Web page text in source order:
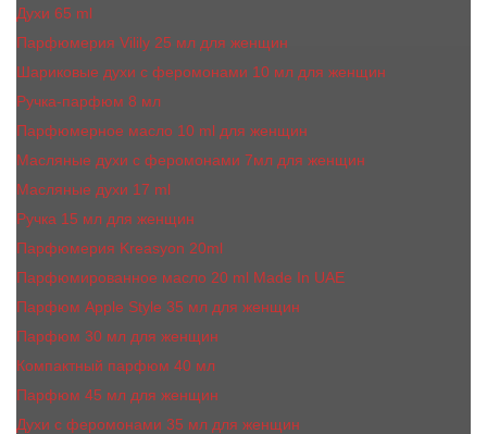
Духи 65 ml
Парфюмерия Vilily 25 мл для женщин
Шариковые духи с феромонами 10 мл для женщин
Ручка-парфюм 8 мл
Парфюмерное масло 10 ml для женщин
Масляные духи c феромонами 7мл для женщин
Масляные духи 17 ml
Ручка 15 мл для женщин
Парфюмерия Kreasyon 20ml
Парфюмированное масло 20 ml Made In UAE
Парфюм Apple Style 35 мл для женщин
Парфюм 30 мл для женщин
Компактный парфюм 40 мл
Парфюм 45 мл для женщин
Духи с феромонами 35 мл для женщин